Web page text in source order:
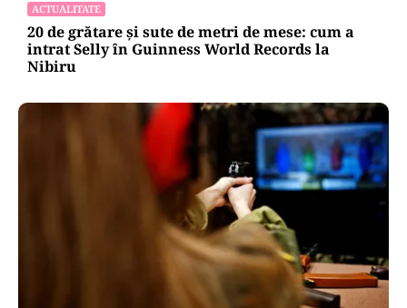
ACTUALITATE
20 de grătare și sute de metri de mese: cum a
intrat Selly în Guinness World Records la
Nibiru